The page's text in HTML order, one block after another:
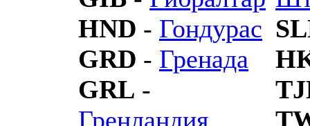
HND - Гондурас
GRD - Гренада
GRL -
Гренландия